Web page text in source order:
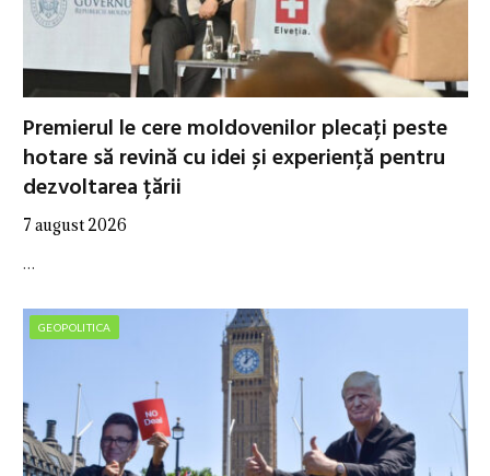
Premierul le cere moldovenilor plecați peste
hotare să revină cu idei și experiență pentru
dezvoltarea țării
7 august 2026
…
GEOPOLITICA